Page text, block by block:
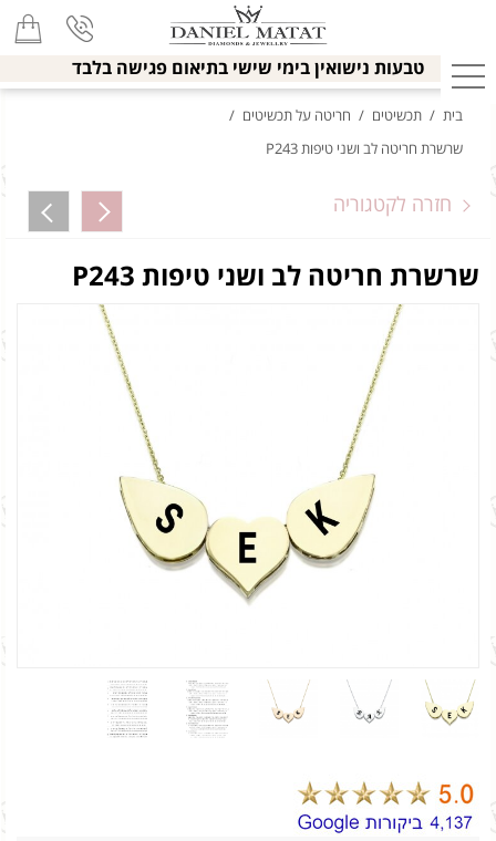
טבעות נישואין בימי שישי בתיאום פגישה בלבד
בית / תכשיטים / חריטה על תכשיטים /
שרשרת חריטה לב ושני טיפות P243
חזרה לקטגוריה
שרשרת חריטה לב ושני טיפות P243